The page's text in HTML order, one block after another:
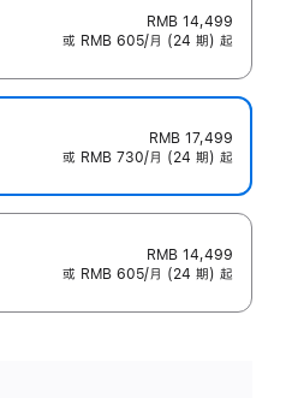
RMB 14,499
或 RMB 605/月 (24 期) 起
RMB 17,499
或 RMB 730/月 (24 期) 起
RMB 14,499
或 RMB 605/月 (24 期) 起